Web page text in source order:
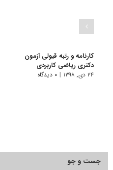
کارنامه و رتبه قبولی آزمون
دکتری ریاضی کاربردی
۲۴ دی, ۱۳۹۸ | ۰ دیدگاه
جست و جو